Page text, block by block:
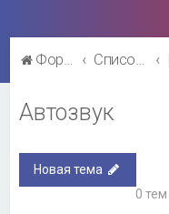
Форум Рено Список форумов
Автозвук
Новая тема
0